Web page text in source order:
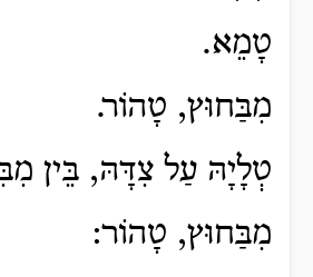
טָמֵא.
מִבַּחוּץ, טָהוֹר.
טְלָיָהּ עַל צִדָּהּ, בֵּין
מִבַּחוּץ, טָהוֹר: